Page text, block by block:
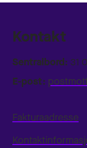
Kontakt
Sentralbord: 31
E-post:
Fakturaadresse